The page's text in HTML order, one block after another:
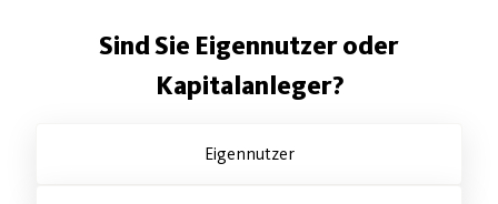
Sind Sie Eigennutzer oder
Kapitalanleger?
Eigennutzer